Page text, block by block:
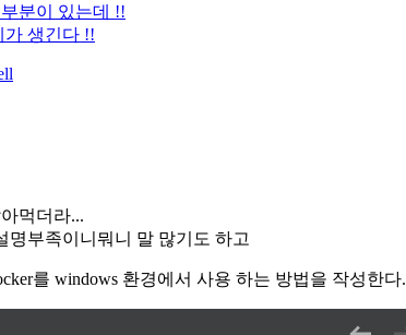
분이 있는데 !!
가 생긴다 !!
먹더라...
명부족이니뭐니 말 많기도 하고
를 windows 환경에서 사용 하는 방법을 작성한다.